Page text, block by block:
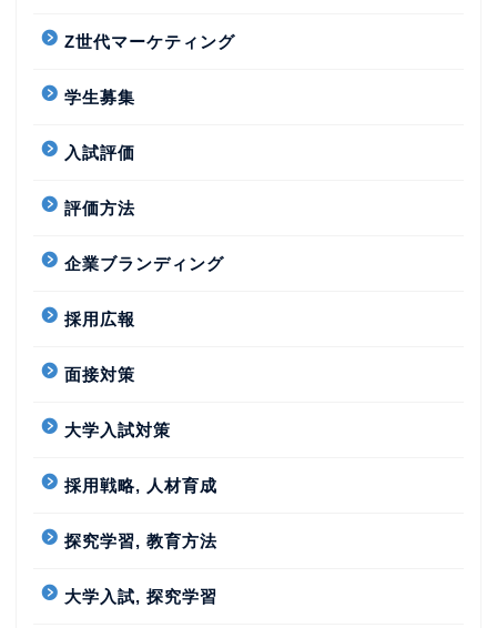
Z世代マーケティング
学生募集
入試評価
評価方法
企業ブランディング
採用広報
面接対策
大学入試対策
採用戦略, 人材育成
探究学習, 教育方法
大学入試, 探究学習